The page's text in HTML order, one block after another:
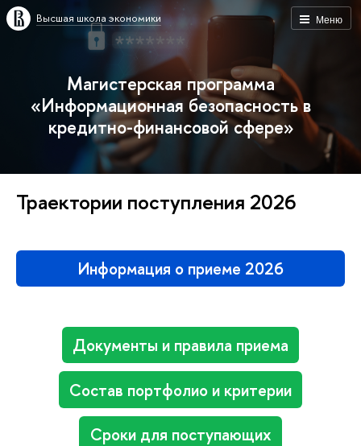
Меню
Высшая школа экономики
Магистерская программа
«Информационная безопасность в
кредитно-финансовой сфере»
Траектории поступления 2026
Информация о приеме 2026
Документы и правила приема
Состав портфолио и критерии
Сроки для поступающих